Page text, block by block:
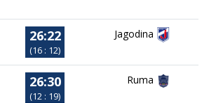
26:22
(16 : 12)
Jagodina
26:30
(12 : 19)
Ruma